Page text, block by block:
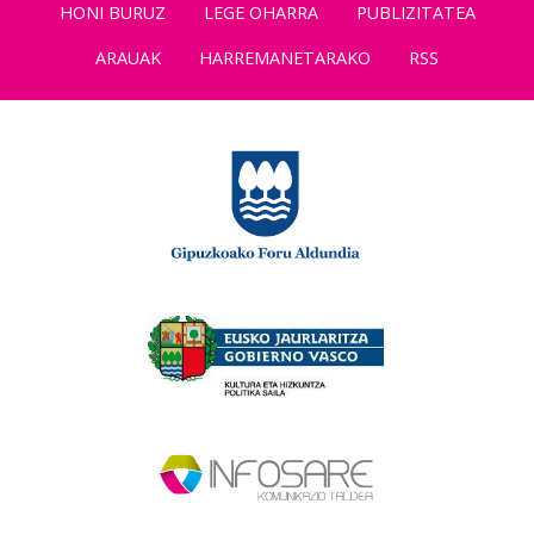
HONI BURUZ LEGE OHARRA
PUBLIZITATEA
ARAUAK
HARREMANETARAKO RSS